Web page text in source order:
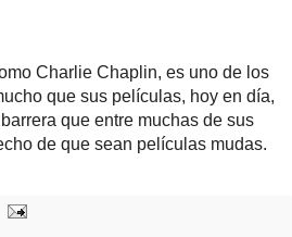
Charlie Chaplin, es uno de los
que sus películas, hoy en día,
que entre muchas de sus
de que sean películas mudas.